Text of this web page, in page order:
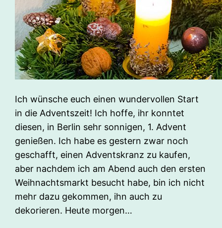
Ich wünsche euch einen wundervollen Start
in die Adventszeit! Ich hoffe, ihr konntet
diesen, in Berlin sehr sonnigen, 1. Advent
genießen. Ich habe es gestern zwar noch
geschafft, einen Adventskranz zu kaufen,
aber nachdem ich am Abend auch den ersten
Weihnachtsmarkt besucht habe, bin ich nicht
mehr dazu gekommen, ihn auch zu
dekorieren. Heute morgen…